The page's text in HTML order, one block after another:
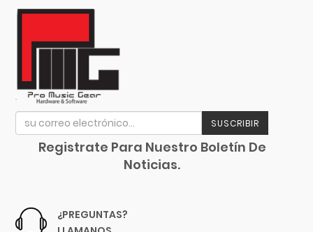
Excelsior
Fernandes Guitar
Funlab
Furman
Genelec
GHS
Goby Labs
Gonzalez
SUSCRIBIR
Registrate Para Nuestro Boletín De
Noticias.
¿PREGUNTAS?